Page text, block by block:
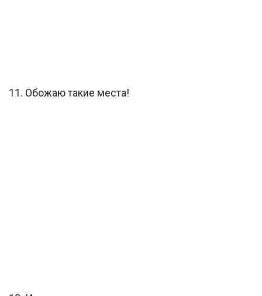
11. Обожаю такие места!